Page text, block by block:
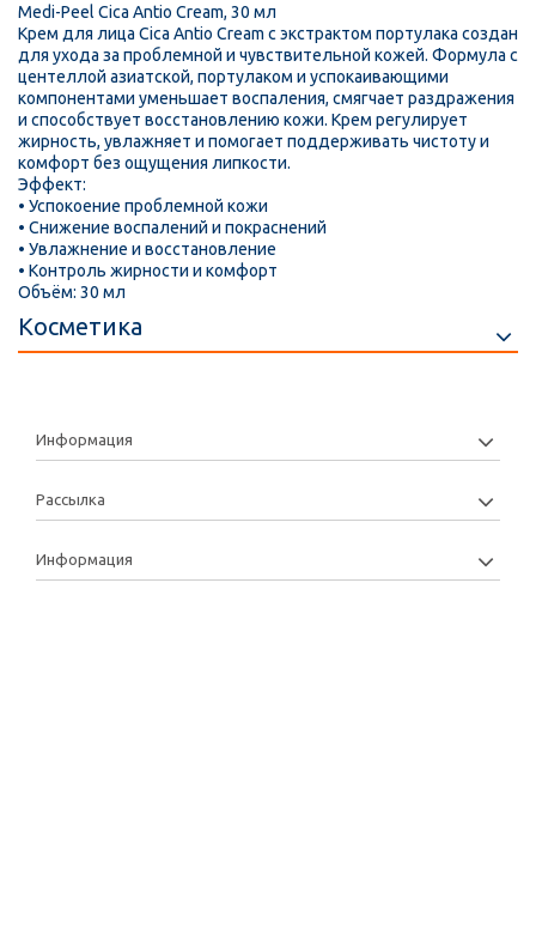
Medi-Peel Cica Antio Cream, 30 мл
Крем для лица Cica Antio Cream с экстрактом портулака создан
для ухода за проблемной и чувствительной кожей. Формула с
центеллой азиатской, портулаком и успокаивающими
компонентами уменьшает воспаления, смягчает раздражения
и способствует восстановлению кожи. Крем регулирует
жирность, увлажняет и помогает поддерживать чистоту и
комфорт без ощущения липкости.
Эффект:
• Успокоение проблемной кожи
• Снижение воспалений и покраснений
• Увлажнение и восстановление
• Контроль жирности и комфорт
Объём: 30 мл
Косметика
Информация
Рассылка
Информация